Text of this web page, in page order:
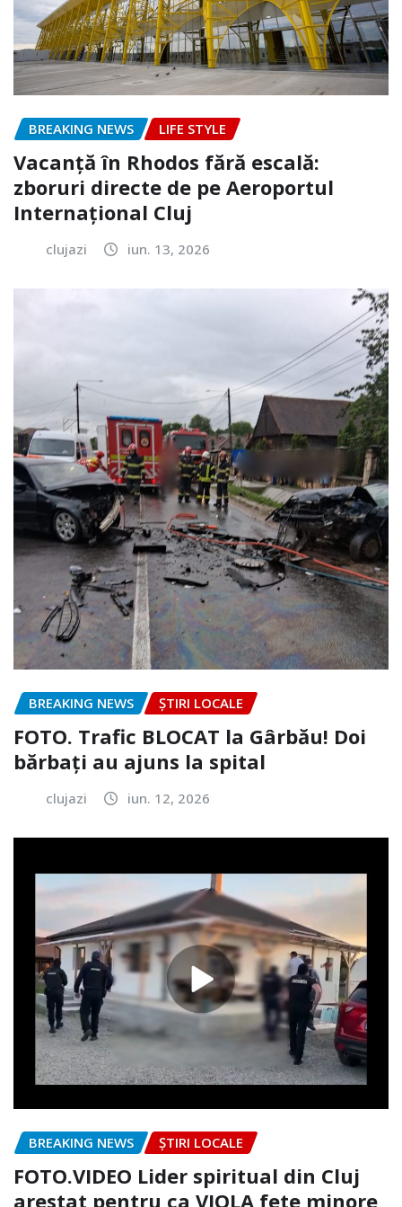
BREAKING NEWS LIFE STYLE
Vacanță în Rhodos fără escală:
zboruri directe de pe Aeroportul
Internațional Cluj
clujazi iun. 13, 2026
BREAKING NEWS ȘTIRI LOCALE
FOTO. Trafic BLOCAT la Gârbău! Doi
bărbați au ajuns la spital
clujazi iun. 12, 2026
BREAKING NEWS ȘTIRI LOCALE
FOTO.VIDEO Lider spiritual din Cluj
arestat pentru ca VIOLA fete minore